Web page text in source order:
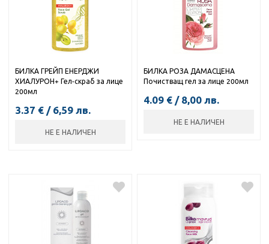
БИЛКА ГРЕЙП ЕНЕРДЖИ
ХИАЛУРОН+ Гел-скраб за лице
200мл
3.37 € / 6,59 лв.
НЕ Е НАЛИЧЕН
БИЛКА РОЗА ДАМАСЦЕНА
Почистващ гел за лице 200мл
4.09 € / 8,00 лв.
НЕ Е НАЛИЧЕН